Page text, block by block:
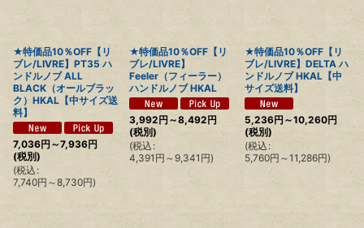
★特価品10％OFF【リ
ブレ/LIVRE】PT35 ハ
ンドルノブ ALL
BLACK（オールブラッ
ク）HKAL【中サイズ送
料】
7,036円 ～7,936円
(税別)
(税込 :
7,740円 ～8,730円)
★特価品10％OFF【リ
ブレ/LIVRE】
Feeler（フィーラー）
ハンドルノブ HKAL
3,992円 ～8,492円
(税別)
(税込 :
4,391 円 ～9,341 円)
★特価品10％OFF【リ
ブレ/LIVRE】DELTA ハ
ンドルノブ HKAL【中
サイズ送料】
5,236円 ～10,260円
(税別)
(税込 :
5,760円 ～11,286円)